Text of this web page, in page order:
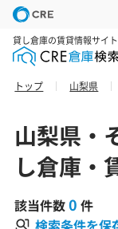
貸し倉庫の賃貸情報サイト
トップ 山梨県
山梨県・
し倉庫・
該当件数0 件
検索条件を保